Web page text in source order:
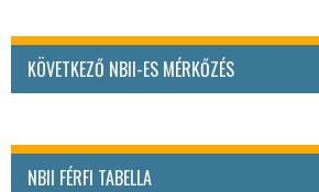
KÖVETKEZŐ NBII-ES MÉRKŐZÉS
NBII FÉRFI TABELLA